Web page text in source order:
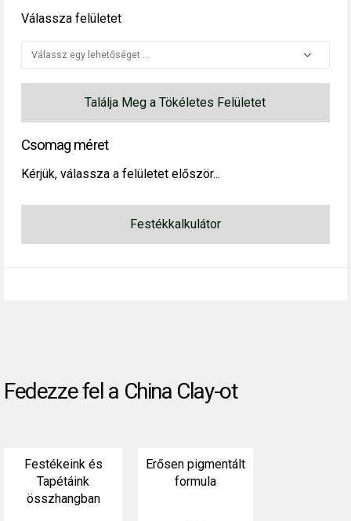
Válassza felületet
Találja Meg a Tökéletes Felületet
Csomag méret
Kérjük, válassza a felületet először...
Festékkalkulátor
Fedezze fel a China Clay-ot
Festékeink és
Tapétáink
összhangban
Erősen pigmentált
formula